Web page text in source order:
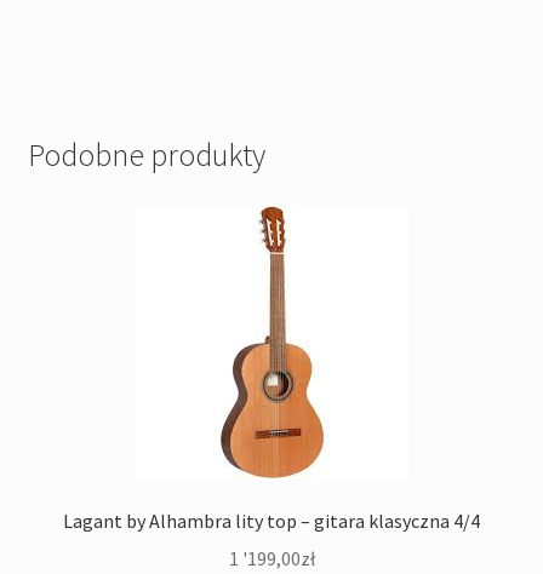
Podobne produkty
Lagant by Alhambra lity top – gitara klasyczna 4/4
1 '199,00zł